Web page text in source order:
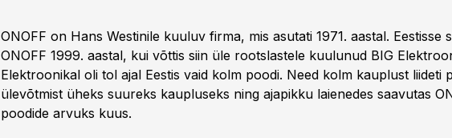
ONOFF on Hans Westinile kuuluv firma, mis asutati 1971. aastal. Eestisse
ONOFF 1999. aastal, kui võttis siin üle rootslastele kuulunud BIG
Elektroonikal oli tol ajal Eestis vaid kolm poodi. Need kolm kauplust liideti
ülevõtmist üheks suureks kaupluseks ning ajapikku laienedes saavutas
poodide arvuks kuus.